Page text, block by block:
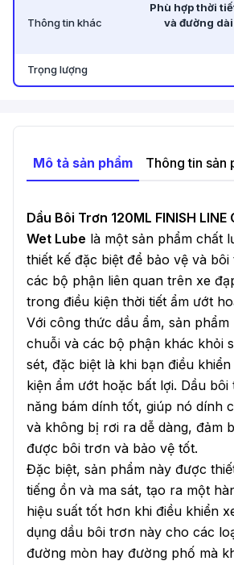
Thông tin khác
Phù hợp thời
và đường
Trọng lượng
Mô tả sản phẩm Thông tin sản
Dầu Bôi Trơn 120ML FINISH
Wet Lube là một sản phẩm chất
thiết kế đặc biệt để bảo vệ và
các bộ phận liên quan trên xe
trong điều kiện thời tiết ẩm ướt
Với công thức dầu ẩm, sản
chuỗi và các bộ phận khác khỏi
sét, đặc biệt là khi bạn điều
kiện ẩm ướt hoặc bất lợi. Dầu
năng bám dính tốt, giúp nó dính
và không bị rơi ra dễ dàng, đảm
được bôi trơn và bảo vệ tốt.
Đặc biệt, sản phẩm này được
tiếng ồn và ma sát, tạo ra một
hiệu suất tốt hơn khi điều khiển
dụng dầu bôi trơn này cho các
đường mòn hay đường phố mà